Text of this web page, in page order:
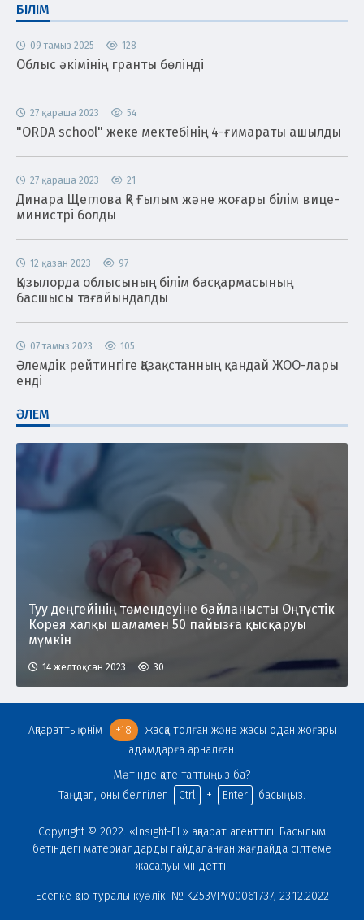
БІЛІМ
09 тамыз 2025 128
Облыс әкімінің гранты бөлінді
27 қараша 2023 54
"ORDA school" жеке мектебінің 4-ғимараты ашылды
27 қараша 2023 21
Динара Щеглова ҚР Ғылым және жоғары білім вице-
министрі болды
12 қазан 2023 97
Қызылорда облысының білім басқармасының
басшысы тағайындалды
07 тамыз 2023 105
Әлемдік рейтингіге Қазақстанның қандай ЖОО-лары
енді
ӘЛЕМ
Туу деңгейінің төмендеуіне байланысты Оңтүстік
Корея халқы шамамен 50 пайызға қысқаруы
мүмкін
14 желтоқсан 2023 30
Copyright © 2022. «Insight-EL» ақпарат агенттігі. Басылым
бетіндегі материалдарды пайдаланған жағдайда сілтеме
жасалуы міндетті.
Есепке қою туралы куәлік: № KZ53VPY00061737, 23.12.2022
Ақпараттық өнім +18
жасқа толған және жасы одан жоғары
адамдарға арналған.
Мәтінде қате таптыңыз ба?
Таңдап, оны белгілеп
Ctrl + Enter басыңыз.